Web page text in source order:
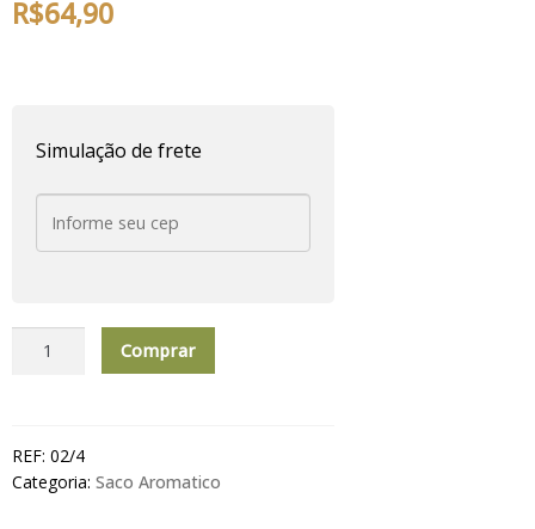
R$64,90
Simulação de frete
Lavender
quantidade
Comprar
REF: 02/4
Categoria: Saco Aromatico